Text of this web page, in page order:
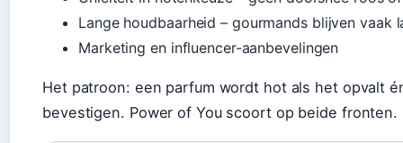
Lange houdbaarheid – gourmands blijven vaak
Marketing en influencer-aanbevelingen
Het patroon: een parfum wordt hot als het opvalt
bevestigen. Power of You scoort op beide fronten.